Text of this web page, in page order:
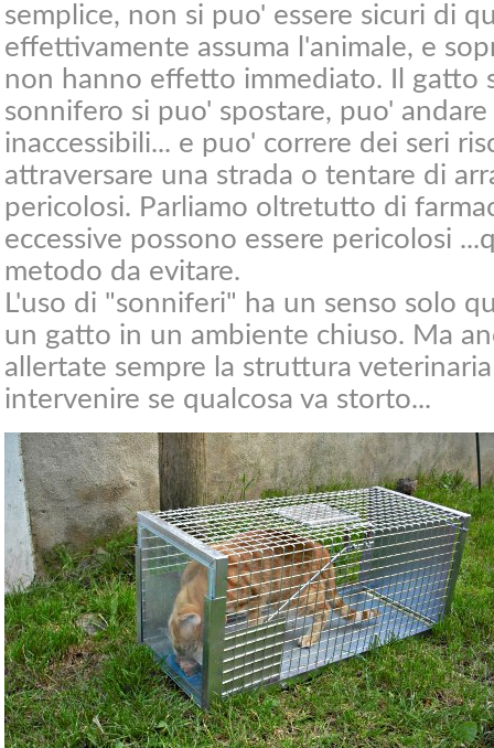
semplice, non si puo' essere sicuri di
effettivamente assuma l'animale, e
non hanno effetto immediato. Il gatto
sonnifero si puo' spostare, puo'
inaccessibili... e puo' correre dei seri
attraversare una strada o tentare di
pericolosi. Parliamo oltretutto di
eccessive possono essere pericolosi
metodo da evitare.
L'uso di "sonniferi" ha un senso solo
un gatto in un ambiente chiuso. Ma
allertate sempre la struttura
intervenire se qualcosa va storto...